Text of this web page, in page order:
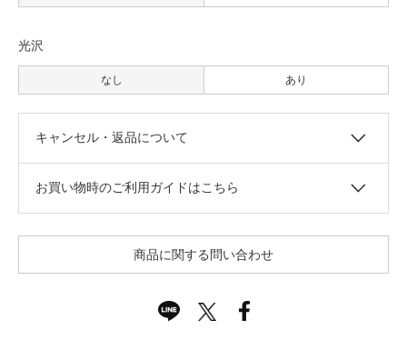
光沢
なし あり
キャンセル・返品について
お買い物時のご利用ガイドはこちら
商品に関する問い合わせ